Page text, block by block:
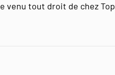
venu tout droit de chez Top